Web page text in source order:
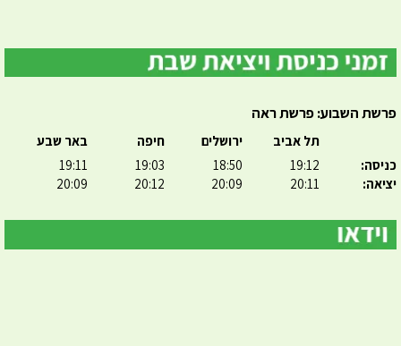
פרשת השבוע: פרשת ראה
כניסה:
יציאה:
תל אביב
19:12
20:11
ירושלים
18:50
20:09
חיפה
19:03
20:12
באר שבע
19:11
20:09